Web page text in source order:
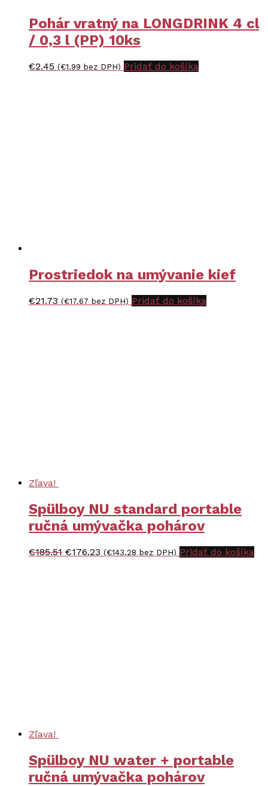
Pohár vratný na LONGDRINK 4 cl
/ 0,3 l (PP) 10ks
€2.45 (€1.99 bez DPH) Pridať do košíka
Prostriedok na umývanie kief
€21.73 (€17.67 bez DPH) Pridať do košíka
Zľava!
Spülboy NU standard portable
ručná umývačka pohárov
€185.51 Pôvodná
€176.23 Aktuálna
(€143.28 bez DPH) Pridať do košíka
Zľava!
Spülboy NU water + portable
ručná umývačka pohárov